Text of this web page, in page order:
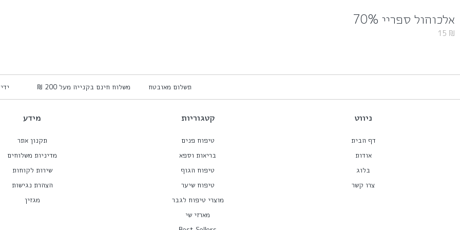
אלכוהול ספריי 70%
15 ₪
תשלום מאובטח משלוח חינם בקנייה מעל 200 ₪
ניווט
דף הבית
אודות
בלוג
צרו קשר
קטגוריות
טיפוח פנים
בריאות וספא
טיפוח הגוף
טיפוח שיער
מוצרי טיפוח לגבר
מארזי שי
מידע
תקנון אתר
מדיניות משלוחים
שירות לקוחות
הצהרת נגישות
מגזין